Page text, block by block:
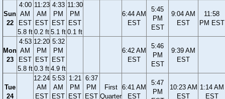
Sun
22
4:00
AM
EST
5.8 ft
11:23
AM
EST
0.2 ft
4:33
PM
EST
5.1 ft
11:30
PM
EST
0.1 ft
6:44 AM
EST
5:45
PM
EST
9:04 AM
EST
11:58
PM EST
Mon
23
4:53
AM
EST
5.8 ft
12:20
PM
EST
0.3 ft
5:32
PM
EST
4.9 ft
6:42 AM
EST
5:46
PM
EST
9:39 AM
EST
Tue
24
12:24
AM
EST
5:53
AM
EST
1:21
PM
EST
6:37
PM
EST
First
Quarter
6:41 AM
EST
5:47
PM
10:23 AM
EST
1:14 AM
EST